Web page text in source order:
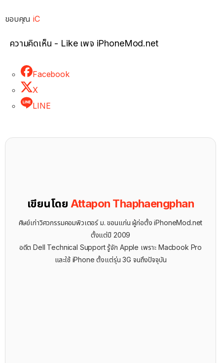
ขอบคุณiC
ความคิดเห็น - Like เพจ iPhoneMod.net
Facebook
X
LINE
เขียนโดย Attapon Thaphaengphan
ศิษย์เก่าวิศวกรรมคอมพิวเตอร์ ม. ขอนแก่น ผู้ก่อตั้ง iPhoneMod.net
ตั้งแต่ปี 2009
อดีต Dell Technical Support รู้จัก ​Apple เพราะ Macbook Pro
และใช้ iPhone ตั้งแต่รุ่น 3G จนถึงปัจจุบัน